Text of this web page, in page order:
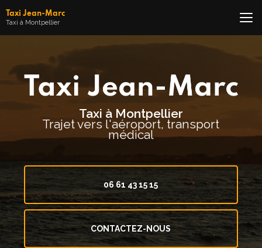
au
contenu
Taxi Jean-Marc
Taxi à Montpellier
Taxi à Montpellier
Trajet vers l'aéroport, transport
médical
06 61 43 15 15
CONTACTEZ-NOUS